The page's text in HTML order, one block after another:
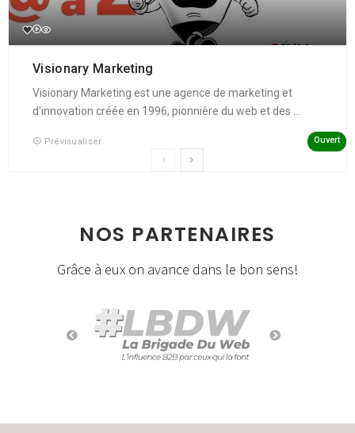
Visionary Marketing
Visionary Marketing est une agence de marketing et
d'innovation créée en 1996, pionnière du web et des ...
Prévisualiser Ouvert
NOS PARTENAIRES
Grâce à eux on avance dans le bon sens!